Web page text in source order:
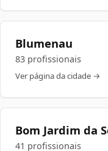
Blumenau
83 profissionais
Ver página da cidade →
Bom Jardim da
41 profissionais